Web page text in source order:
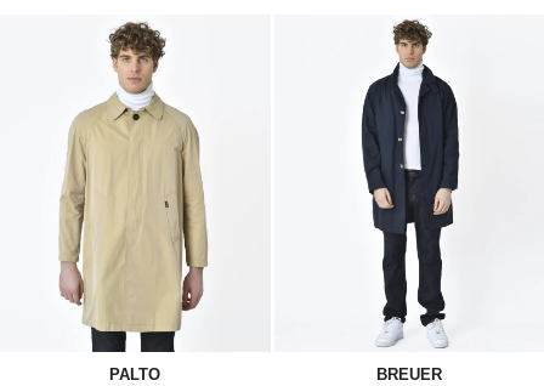
PALTO BREUER